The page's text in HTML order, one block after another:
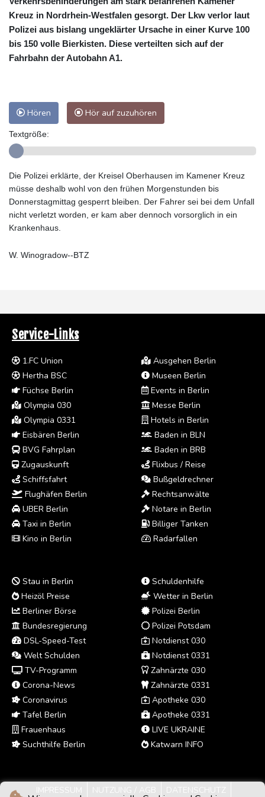
Kreuz in Nordrhein-Westfalen gesorgt. Der Lkw verlor laut
Polizei aus bislang ungeklärter Ursache in einer Kurve 100
bis 150 volle Bierkisten. Diese verteilten sich auf der
Fahrbahn der Autobahn A1.
Hören Hör auf zuzuhören
Textgröße:
Die Polizei erklärte, der Kreisel Oberhausen im Kamener Kreuz
müsse deshalb wohl von den frühen Morgenstunden bis
Donnerstagmittag gesperrt bleiben. Der Fahrer sei bei dem Unfall
nicht verletzt worden, er kam aber dennoch vorsorglich in ein
Krankenhaus.
W. Winogradow--BTZ
Service-Links
1.FC Union
Hertha BSC
Füchse Berlin
Olympia 030
Olympia 0331
Eisbären Berlin
BVG Fahrplan
Zugauskunft
Schiffsfahrt
Flughäfen Berlin
UBER Berlin
Taxi in Berlin
Kino in Berlin
Ausgehen Berlin
Museen Berlin
Events in Berlin
Messe Berlin
Hotels in Berlin
Baden in BLN
Baden in BRB
Flixbus / Reise
Bußgeldrechner
Rechtsanwälte
Notare in Berlin
Billiger Tanken
Radarfallen
Stau in Berlin
Heizöl Preise
Berliner Börse
Bundesregierung
DSL-Speed-Test
Welt Schulden
TV-Programm
Corona-News
Coronavirus
Tafel Berlin
Frauenhaus
Suchthilfe Berlin
Schuldenhilfe
Wetter in Berlin
Polizei Berlin
Polizei Potsdam
Notdienst 030
Notdienst 0331
Zahnärzte 030
Zahnärzte 0331
Apotheke 030
Apotheke 0331
LIVE UKRAINE
Katwarn INFO
IMPRESSUM NUTZUNG / AGB DATENSCHUTZ